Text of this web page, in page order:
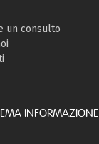
un consulto
INFORMAZIONE